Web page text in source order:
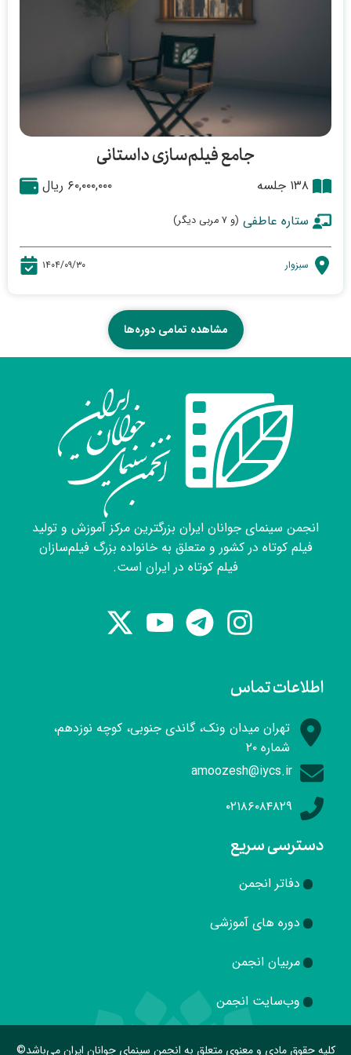
پرفورمنس شهر خاموش - طراح نور و صدا
فیلم کوتاه یک روز صبح - فیلمنامه نویس و
کارگردان
جامع فیلم‌سازی داستانی
۱۳۸ جلسه
۶۰,۰۰۰,۰۰۰ ریال
ستاره عاطفی (و ۷ مربی دیگر)
سبزوار ۱۴۰۴/۰۹/۳۰
مشاهده تمامی دوره‌ها
اطلاعات تماس
تهران میدان ونک، گاندی جنوبی، کوچه نوزدهم،
شماره ۲۰
amoozesh@iycs.ir
۰۲۱۸۶۰۸۴۸۲۹
انجمن سینمای جوانان ایران بزرگترین مرکز آموزش و تولید
فیلم کوتاه در کشور و متعلق به خانواده بزرگ فیلم‌سازان
فیلم کوتاه در ایران است.
دسترسی سریع
دفاتر انجمن
دوره های آموزشی
مربیان انجمن
وب‌سایت انجمن
کلیه حقوق مادی و معنوی متعلق به انجمن سینمای جوانان ایران می‌باشد©